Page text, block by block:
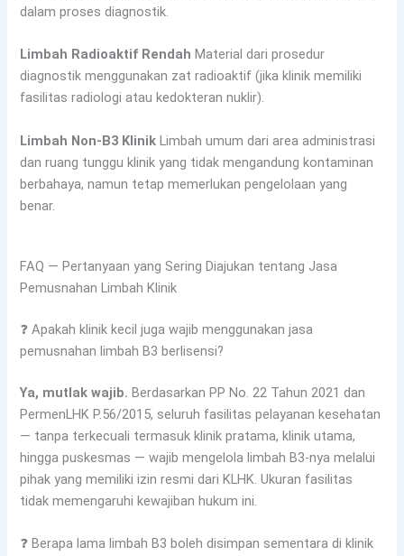
dalam proses diagnostik.
Limbah Radioaktif Rendah Material dari prosedur
diagnostik menggunakan zat radioaktif (jika klinik memiliki
fasilitas radiologi atau kedokteran nuklir).
Limbah Non-B3 Klinik Limbah umum dari area administrasi
dan ruang tunggu klinik yang tidak mengandung kontaminan
berbahaya, namun tetap memerlukan pengelolaan yang
benar.
FAQ — Pertanyaan yang Sering Diajukan tentang Jasa
Pemusnahan Limbah Klinik
❓ Apakah klinik kecil juga wajib menggunakan jasa
pemusnahan limbah B3 berlisensi?
Ya, mutlak wajib. Berdasarkan PP No. 22 Tahun 2021 dan
PermenLHK P.56/2015, seluruh fasilitas pelayanan kesehatan
— tanpa terkecuali termasuk klinik pratama, klinik utama,
hingga puskesmas — wajib mengelola limbah B3-nya melalui
pihak yang memiliki izin resmi dari KLHK. Ukuran fasilitas
tidak memengaruhi kewajiban hukum ini.
❓ Berapa lama limbah B3 boleh disimpan sementara di klinik